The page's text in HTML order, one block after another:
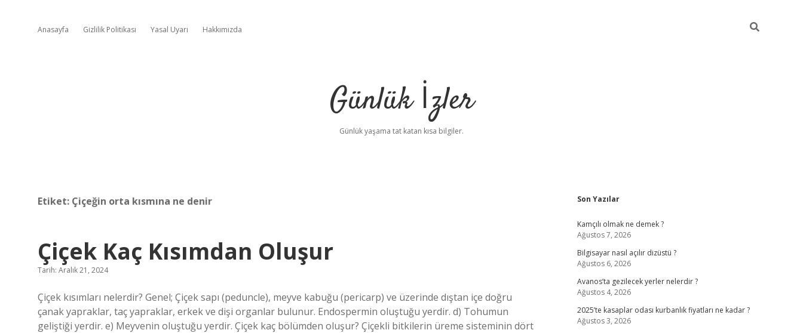
Anasayfa Gizlilik Politikası Yasal Uyarı Hakkımızda
Günlük İzler
Günlük yaşama tat katan kısa bilgiler.
Etiket: Çiçeğin orta kısmına ne denir
Çiçek Kaç Kısımdan Oluşur
Tarih: Aralık 21, 2024
Çiçek kısımları nelerdir? Genel; Çiçek sapı (peduncle), meyve kabuğu (pericarp) ve üzerinde dıştan içe doğru
çanak yapraklar, taç yapraklar, erkek ve dişi organlar bulunur. Endospermin oluştuğu yerdir. d) Tohumun
geliştiği yerdir. e) Meyvenin oluştuğu yerdir. Çiçek kaç bölümden oluşur? Çiçekli bitkilerin üreme sisteminin dört
Sidebar
Son Yazılar
Kamçılı olmak ne demek ?
Ağustos 7, 2026
Bilgisayar nasıl açılır dizüstü ?
Ağustos 6, 2026
Avanos’ta gezilecek yerler nelerdir ?
Ağustos 4, 2026
2025’te kasaplar odası kurbanlık fiyatları ne kadar ?
Ağustos 3, 2026